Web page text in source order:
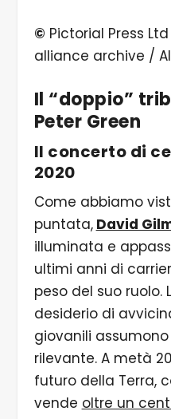
© Pictorial Press
alliance archive /
Il “doppio”
Peter Green
Il concerto di
2020
Come abbiamo
puntata, David
illuminata e
ultimi anni di
peso del suo ruolo.
desiderio di
giovanili
rilevante. A metà
futuro della Terra,
vende oltre un